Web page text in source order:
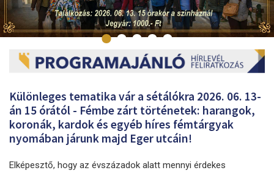
Különleges tematika vár a sétálókra 2026. 06. 13-
án 15 órától - Fémbe zárt történetek: harangok,
koronák, kardok és egyéb híres fémtárgyak
nyomában járunk majd Eger utcáin!
Elképesztő, hogy az évszázadok alatt mennyi érdekes